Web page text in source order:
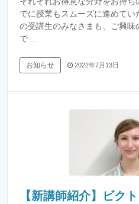
でに授業もスムーズに進めて
の受講生のみなさまも、ご興
で…
お知らせ 2022年7月13日
【新講師紹介】ビク